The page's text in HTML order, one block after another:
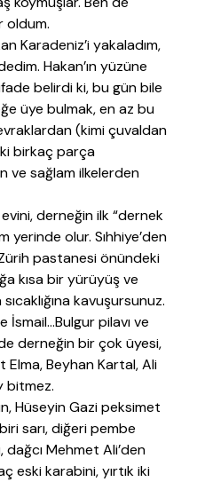
oldum.
Karadeniz’i yakaladım,
Hakan’ın yüzüne
belirdi ki, bu gün bile
üye bulmak, en az bu
(kimi çuvaldan
birkaç parça
ve sağlam ilkelerden
derneğin ilk “dernek
yerinde olur. Sıhhiye’den
pastanesi önündeki
kısa bir yürüyüş ve
kavuşursunuz.
İsmail…Bulgur pilavı ve
derneğin bir çok üyesi,
Elma, Beyhan Kartal, Ali
bitmez.
Hüseyin Gazi peksimet
sarı, diğeri pembe
Mehmet Ali’den
eski karabini, yırtık iki